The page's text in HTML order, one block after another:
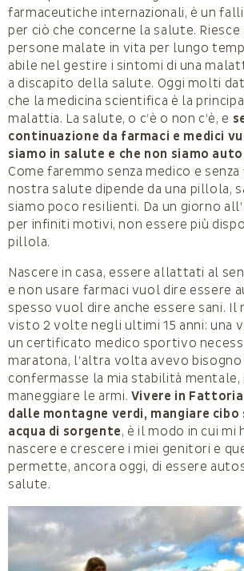
farmaceutiche internazionali, è un
per ciò che concerne la salute.
persone malate in vita per lungo
abile nel gestire i sintomi di una
a discapito della salute. Oggi molti
che la medicina scientifica è la
malattia. La salute, o c’è o non c’è, e
continuazione da farmaci e medici
siamo in salute e che non siamo
Come faremmo senza medico e senza
nostra salute dipende da una pillola,
siamo poco resilienti. Da un giorno
per infiniti motivi, non essere più
pillola.
Nascere in casa, essere allattati al
e non usare farmaci vuol dire essere
spesso vuol dire anche essere sani. Il
visto 2 volte negli ultimi 15 anni: una
un certificato medico sportivo
maratona, l’altra volta avevo bisogno
confermasse la mia stabilità
maneggiare le armi. Vivere in
dalle montagne verdi, mangiare cibo
acqua di sorgente, è il modo in cui mi
nascere e crescere i miei genitori e
permette, ancora oggi, di essere
salute.